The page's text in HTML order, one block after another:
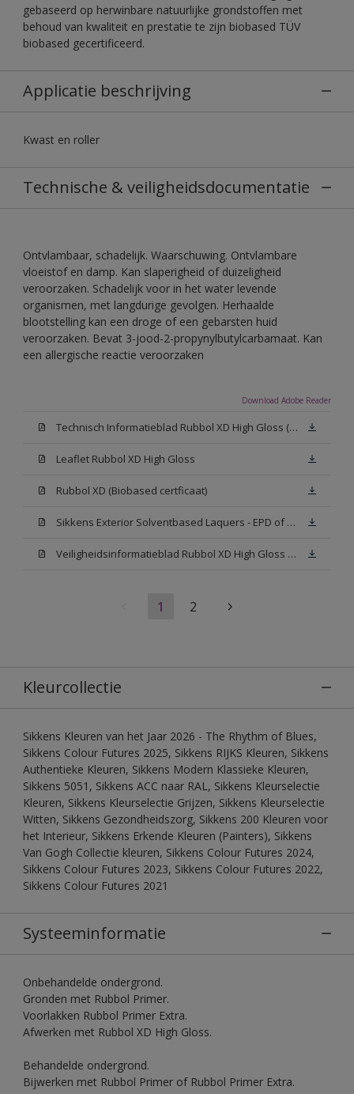
gebaseerd op herwinbare natuurlijke grondstoffen met
behoud van kwaliteit en prestatie te zijn biobased TÜV
biobased gecertificeerd.
Applicatie beschrijving
Kwast en roller
Technische & veiligheidsdocumentatie
Ontvlambaar, schadelijk. Waarschuwing. Ontvlambare
vloeistof en damp. Kan slaperigheid of duizeligheid
veroorzaken. Schadelijk voor in het water levende
organismen, met langdurige gevolgen. Herhaalde
blootstelling kan een droge of een gebarsten huid
veroorzaken. Bevat 3-jood-2-propynylbutylcarbamaat. Kan
een allergische reactie veroorzaken
Download Adobe Reader
Technisch Informatieblad Rubbol XD High Gloss (PDF)
Leaflet Rubbol XD High Gloss
Rubbol XD (Biobased certficaat)
Sikkens Exterior Solventbased Laquers - EPD of Milieuproductverklaring
Veiligheidsinformatieblad Rubbol XD High Gloss White W05 (MSDS)
1 2
Kleurcollectie
Sikkens Kleuren van het Jaar 2026 - The Rhythm of Blues,
Sikkens Colour Futures 2025, Sikkens RIJKS Kleuren, Sikkens
Authentieke Kleuren, Sikkens Modern Klassieke Kleuren,
Sikkens 5051, Sikkens ACC naar RAL, Sikkens Kleurselectie
Kleuren, Sikkens Kleurselectie Grijzen, Sikkens Kleurselectie
Witten, Sikkens Gezondheidszorg, Sikkens 200 Kleuren voor
het Interieur, Sikkens Erkende Kleuren (Painters), Sikkens
Van Gogh Collectie kleuren, Sikkens Colour Futures 2024,
Sikkens Colour Futures 2023, Sikkens Colour Futures 2022,
Sikkens Colour Futures 2021
Systeeminformatie
Onbehandelde ondergrond.
Gronden met Rubbol Primer.
Voorlakken Rubbol Primer Extra.
Afwerken met Rubbol XD High Gloss.
Behandelde ondergrond.
Bijwerken met Rubbol Primer of Rubbol Primer Extra.